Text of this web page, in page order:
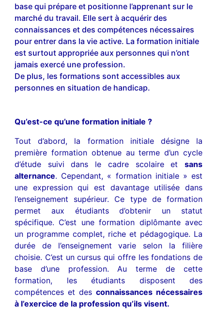
base qui prépare et positionne l’apprenant sur le
marché du travail. Elle sert à acquérir des
connaissances et des compétences nécessaires
pour entrer dans la vie active. La formation initiale
est surtout appropriée aux personnes qui n’ont
jamais exercé une profession.
De plus, les formations sont accessibles aux
personnes en situation de handicap.
Qu’est-ce qu’une formation initiale ?
Tout d’abord, la formation initiale désigne la
première formation obtenue au terme d’un cycle
d’étude suivi dans le cadre scolaire et sans
alternance. Cependant, « formation initiale » est
une expression qui est davantage utilisée dans
l’enseignement supérieur. Ce type de formation
permet aux étudiants d’obtenir un statut
spécifique. C’est une formation diplômante avec
un programme complet, riche et pédagogique. La
durée de l’enseignement varie selon la filière
choisie. C’est un cursus qui offre les fondations de
base d’une profession. Au terme de cette
formation, les étudiants disposent des
compétences et des connaissances nécessaires
à l’exercice de la profession qu’ils visent.